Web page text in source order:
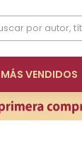
MÁS VENDIDOS